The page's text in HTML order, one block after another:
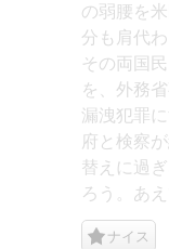
の弱腰を
分も肩代
その両国
を、外務
漏洩犯罪
府と検察
替えに過
ろう。あ
ナイス